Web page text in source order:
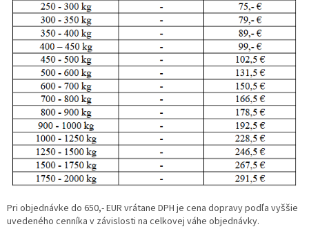
Pri objednávke do 650,- EUR vrátane DPH je cena dopravy podľa vyššie
uvedeného cenníka v závislosti na celkovej váhe objednávky.